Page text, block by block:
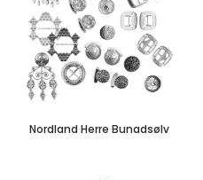
Nordland Herre Bunadsølv